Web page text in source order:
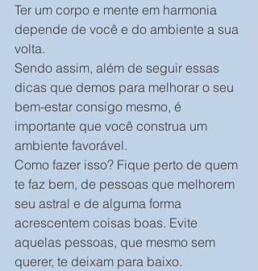
Ter um corpo e mente em harmonia
depende de você e do ambiente a sua
volta.
Sendo assim, além de seguir essas
dicas que demos para melhorar o seu
bem-estar consigo mesmo, é
importante que você construa um
ambiente favorável.
Como fazer isso? Fique perto de quem
te faz bem, de pessoas que melhorem
seu astral e de alguma forma
acrescentem coisas boas. Evite
aquelas pessoas, que mesmo sem
querer, te deixam para baixo.